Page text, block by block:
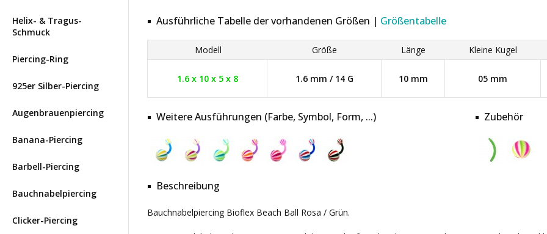
Helix- & Tragus-
Schmuck
Piercing-Ring
925er Silber-Piercing
Augenbrauenpiercing
Banana-Piercing
Barbell-Piercing
Bauchnabelpiercing
Clicker-Piercing
Ausführliche Tabelle der vorhandenen Größen | Größentabelle
Modell Größe Länge Kleine Kugel
1.6 x 10 x 5 x 8 1.6 mm / 14 G 10 mm 05 mm
Zubehör
Weitere Ausführungen (Farbe, Symbol, Form, ...)
Beschreibung
Bauchnabelpiercing Bioflex Beach Ball Rosa / Grün.